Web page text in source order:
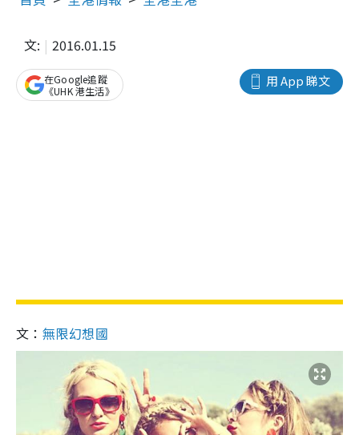
文: 2016.01.15
用 App 睇文
在Google追蹤
《UHK 港生活》
文： 無限幻想國